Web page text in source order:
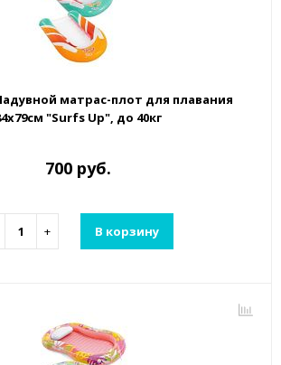
матрас-плот для плавания
"Surfs Up", до 40кг
700 руб.
+ В корзину